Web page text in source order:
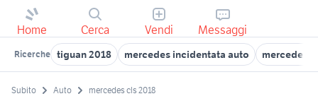
Home Cerca Vendi Messaggi
Ricerche tiguan 2018 mercedes incidentata auto mercedes
Subito Auto mercedes cls 2018